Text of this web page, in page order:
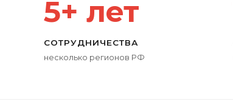
5+ лет
СОТРУДНИЧЕСТВА
несколько регионов РФ